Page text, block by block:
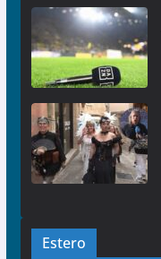
Estero